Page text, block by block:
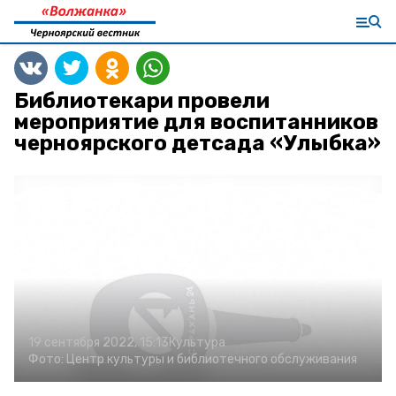
Библиотекари провели
мероприятие для воспитанников
черноярского детсада «Улыбка»
19 сентября 2022, 15:13Культура
Фото: Центр культуры и библиотечного обслуживания